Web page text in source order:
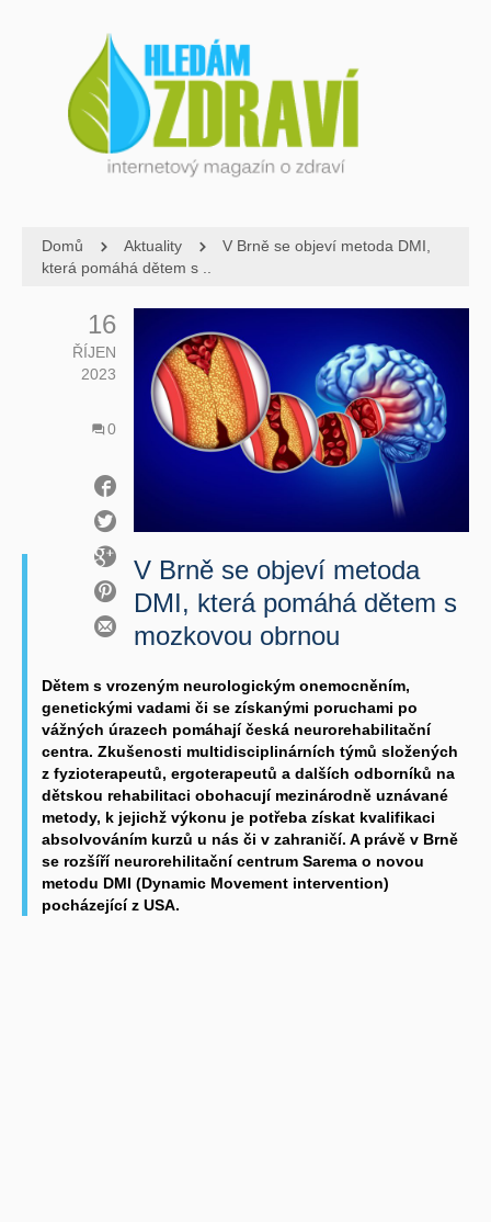
Domů Aktuality
V Brně se objeví metoda DMI,
která pomáhá dětem s ..
16
ŘÍJEN
2023
0
V Brně se objeví metoda
DMI, která pomáhá dětem s
mozkovou obrnou
Dětem s vrozeným neurologickým onemocněním,
genetickými vadami či se získanými poruchami po
vážných úrazech pomáhají česká neurorehabilitační
centra. Zkušenosti multidisciplinárních týmů složených
z fyzioterapeutů, ergoterapeutů a dalších odborníků na
dětskou rehabilitaci obohacují mezinárodně uznávané
metody, k jejichž výkonu je potřeba získat kvalifikaci
absolvováním kurzů u nás či v zahraničí. A právě v Brně
se rozšíří neurorehilitační centrum Sarema o novou
metodu DMI (Dynamic Movement intervention)
pocházející z USA.